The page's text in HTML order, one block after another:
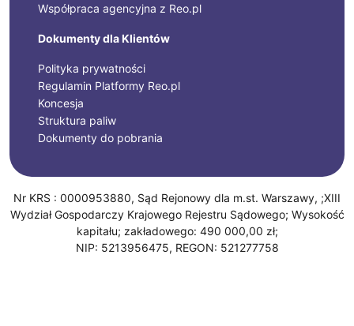
Współpraca agencyjna z Reo.pl
Dokumenty dla Klientów
Polityka prywatności
Regulamin Platformy Reo.pl
Koncesja
Struktura paliw
Dokumenty do pobrania
Nr KRS : 0000953880, Sąd Rejonowy dla m.st. Warszawy, ;XIII
Wydział Gospodarczy Krajowego Rejestru Sądowego; Wysokość
kapitału; zakładowego: 490 000,00 zł;
NIP: 5213956475, REGON: 521277758